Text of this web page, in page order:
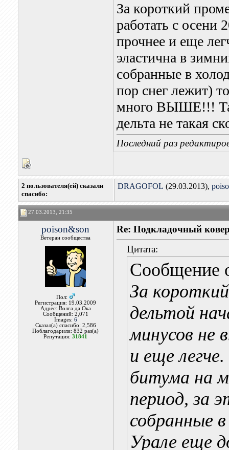
За короткий
работать с осени
прочнее и еще
эластична в
собранные в
пор снег лежит)
много ВЫШЕ!!!
дельта не такая
Последний раз
2 пользователя(ей) сказали
cпасибо:
DRAGOFOL (29.03.2013),
27.03.2013, 21:35
poison&son
Ветеран сообщества
Пол:
Регистрация: 19.03.2009
Адрес: Волга да Ока
Сообщений: 2,071
Images: 6
Сказал(а) спасибо: 2,586
Поблагодарили: 832 раз(а)
Репутация:31841
Re: Подкладочный
Цитата:
Сообщение
За
дельтой
минусов не
и еще
битума на
период, за
собранные
Урале еще